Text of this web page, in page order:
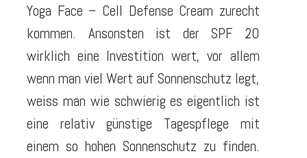
Yoga Face – Cell Defense Cream zurecht
kommen. Ansonsten ist der SPF 20
wirklich eine Investition wert, vor allem
wenn man viel Wert auf Sonnenschutz legt,
weiss man wie schwierig es eigentlich ist
eine relativ günstige Tagespflege mit
einem so hohen Sonnenschutz zu finden.